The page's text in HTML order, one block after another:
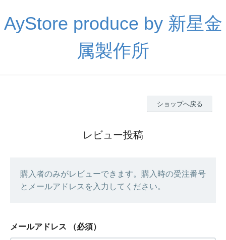
AyStore produce by 新星金
属製作所
ショップへ戻る
レビュー投稿
購入者のみがレビューできます。購入時の受注番号
とメールアドレスを入力してください。
メールアドレス （必須）